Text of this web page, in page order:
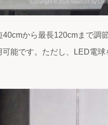
から最長120cmまで調
能です。ただし、LED電球